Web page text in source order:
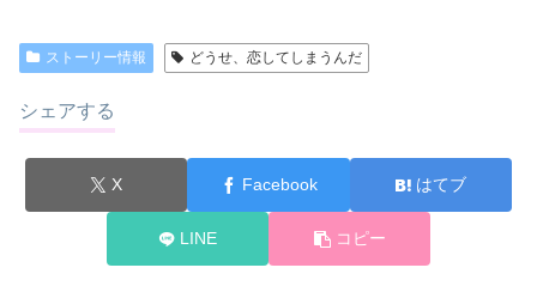
ストーリー情報 どうせ、恋してしまうんだ
シェアする
X Facebook はてブ
LINE コピー